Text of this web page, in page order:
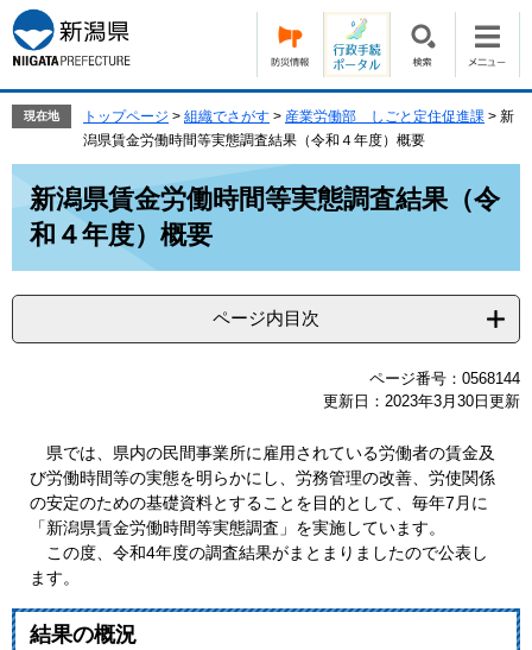
ー
ジ
の
で
す。
ニ
ュ
ー
ば
現在地 トップページ > 組織でさがす > 産業労働部 しごと定住促進課 > 新
潟県賃金労働時間等実態調査結果（令和４年度）概要
新潟県賃金労働時間等実態調査結果（令
和４年度）概要
ページ内目次
ページ番号：0568144
更新日：2023年3月30日更新
県では、県内の民間事業所に雇用されている労働者の賃金及
び労働時間等の実態を明らかにし、労務管理の改善、労使関係
の安定のための基礎資料とすることを目的として、毎年7月に
「新潟県賃金労働時間等実態調査」を実施しています。
この度、令和4年度の調査結果がまとまりましたので公表し
ます。
結果の概況